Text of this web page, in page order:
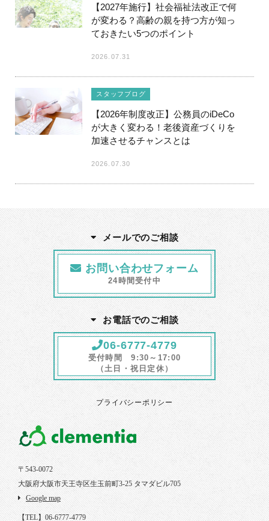
【2027年施行】社会福祉法改正で何
が変わる？高齢の親を持つ方が知っ
ておきたい5つのポイント
2026.07.31
スタッフブログ
【2026年制度改正】公務員のiDeCo
が大きく変わる！老後資産づくりを
加速させるチャンスとは
2026.07.30
メールでのご相談
お問い合わせフォーム
24時間受付中
お電話でのご相談
06-6777-4779
受付時間 9:30～17:00
（土日・祝日定休）
プライバシーポリシー
〒543-0072
大阪府大阪市天王寺区生玉前町3-25 タマダビル705
Google map
【TEL】06-6777-4779